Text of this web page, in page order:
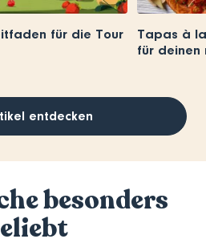
für die Tour
Tapas à
für deinen
entdecken
besonders